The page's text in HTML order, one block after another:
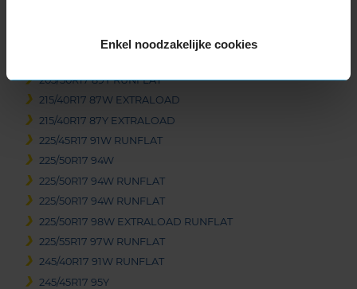
Enkel noodzakelijke cookies
205/50R17 89W RUNFLAT
205/50R17 89Y RUNFLAT
215/40R17 87W EXTRALOAD
215/40R17 87Y EXTRALOAD
225/45R17 91W RUNFLAT
225/50R17 94W
225/50R17 94W RUNFLAT
225/50R17 94W RUNFLAT
225/50R17 98W EXTRALOAD RUNFLAT
225/55R17 97W RUNFLAT
245/40R17 91W RUNFLAT
245/45R17 95Y